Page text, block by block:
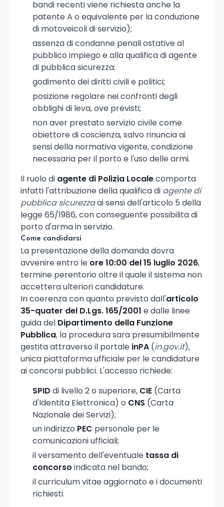
bandi recenti viene richiesta anche la
patente A o equivalente per la conduzione
di motoveicoli di servizio);
assenza di condanne penali ostative al
pubblico impiego e alla qualifica di agente
di pubblica sicurezza;
godimento dei diritti civili e politici;
posizione regolare nei confronti degli
obblighi di leva, ove previsti;
non aver prestato servizio civile come
obiettore di coscienza, salvo rinuncia ai
sensi della normativa vigente, condizione
necessaria per il porto e l'uso delle armi.
Il ruolo di agente di Polizia Localecomporta
infatti l'attribuzione della qualifica di agente di
pubblica sicurezzaai sensi dell'articolo 5 della
legge 65/1986, con conseguente possibilita di
porto d'arma in servizio.
Come candidarsi
La presentazione della domanda dovra
avvenire entro le ore 10:00 del 15 luglio 2026,
termine perentorio oltre il quale il sistema non
accettera ulteriori candidature.
In coerenza con quanto previsto dall'articolo
35-quater del D.Lgs. 165/2001 e dalle linee
guida del Dipartimento della Funzione
Pubblica, la procedura sara presumibilmente
gestita attraverso il portale inPA (in.gov.it),
unica piattaforma ufficiale per le candidature
ai concorsi pubblici. L'accesso richiede:
SPID di livello 2 o superiore, CIE (Carta
d'Identita Elettronica) o CNS (Carta
Nazionale dei Servizi);
un indirizzo PEC personale per le
comunicazioni ufficiali;
il versamento dell'eventuale tassa di
concorso indicata nel bando;
il curriculum vitae aggiornato e i documenti
richiesti.